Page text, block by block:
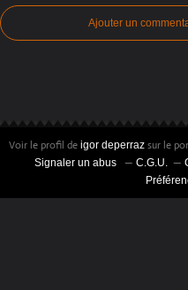
Ajouter un
Voir le profil de igor deperraz sur le
Signaler un abus
C.G.U.